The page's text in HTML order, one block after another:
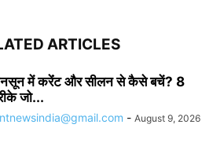
ARTICLES
में करेंंट और सीलन से कैसे बचें? 8
जो...
- August 9, 2026